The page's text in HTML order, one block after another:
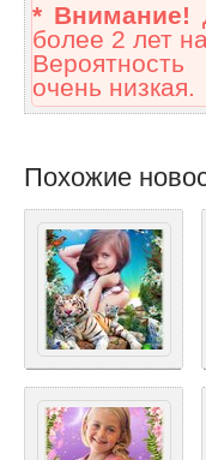
* Внимание!
более 2 лет
очень низкая.
Похожие